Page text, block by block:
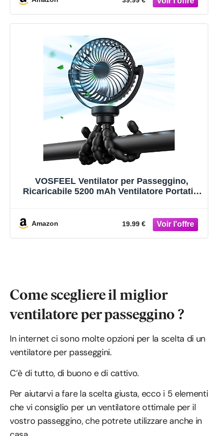
VOSFEEL Ventilator per Passeggino,
Ricaricabile 5200 mAh Ventilatore Portatile
Amazon 19.99 €
Come scegliere il miglior
ventilatore per passeggino ?
In internet ci sono molte opzioni per la scelta di un
ventilatore per passeggini.
C’è di tutto, di buono e di cattivo.
Per aiutarvi a fare la scelta giusta, ecco i 5 elementi
che vi consiglio per un ventilatore ottimale per il
vostro passeggino, che potrete utilizzare anche in